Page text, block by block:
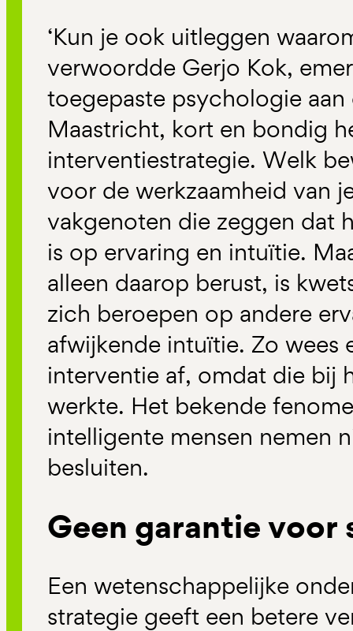
‘Kun je ook uitleggen
verwoordde Gerjo Kok,
toegepaste psychologie
Maastricht, kort en bondig
interventiestrategie. Welk
voor de werkzaamheid van
vakgenoten die zeggen dat
is op ervaring en intuïtie.
alleen daarop berust, is
zich beroepen op andere
afwijkende intuïtie. Zo wees
interventie af, omdat die bij
werkte. Het bekende
intelligente mensen nemen
besluiten.
Geen garantie voor
Een wetenschappelijke
strategie geeft een betere